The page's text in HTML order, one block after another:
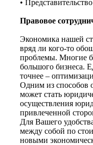
•
Правовое
Экономика нашей
вряд ли кого-то
проблемы. Многие
большого бизнеса.
точнее –
Одним из способов
может стать
осуществления
привлеченной
Для Вашего
между собой по
новыми